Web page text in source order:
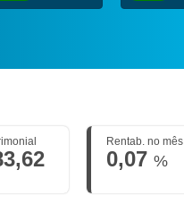
Rentab. no mês
0,07%